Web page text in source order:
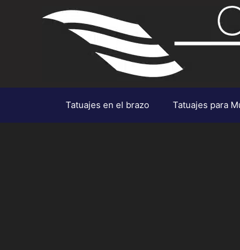
Tatuajes en el brazo Tatuajes para